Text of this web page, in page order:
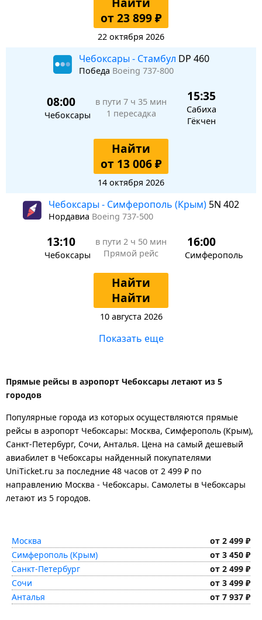
от 23 899 ₽
22 октября 2026
Чебоксары - Стамбул DP 460
Победа Boeing 737-800
08:00
Чебоксары
в пути 7 ч 35 мин
1 пересадка
15:35
Сабиха
Гёкчен
Найти
от 13 006 ₽
14 октября 2026
Чебоксары - Симферополь (Крым) 5N 402
Нордавиа Boeing 737-500
13:10
Чебоксары
в пути 2 ч 50 мин
Прямой рейс
16:00
Симферополь
Найти
Найти
10 августа 2026
Показать еще
Прямые рейсы в аэропорт Чебоксары летают из 5
городов
Популярные города из которых осуществляются прямые
рейсы в аэропорт Чебоксары: Москва, Симферополь (Крым),
Санкт-Петербург, Сочи, Анталья. Цена на самый дешевый
авиабилет в Чебоксары найденный покупателями
UniTicket.ru за последние 48 часов от 2 499 ₽ по
направлению Москва - Чебоксары. Самолеты в Чебоксары
летают из 5 городов.
Москва
от 2 499 ₽
Симферополь (Крым)
от 3 450 ₽
Санкт-Петербург
от 2 499 ₽
Сочи
от 3 499 ₽
Анталья
от 7 937 ₽